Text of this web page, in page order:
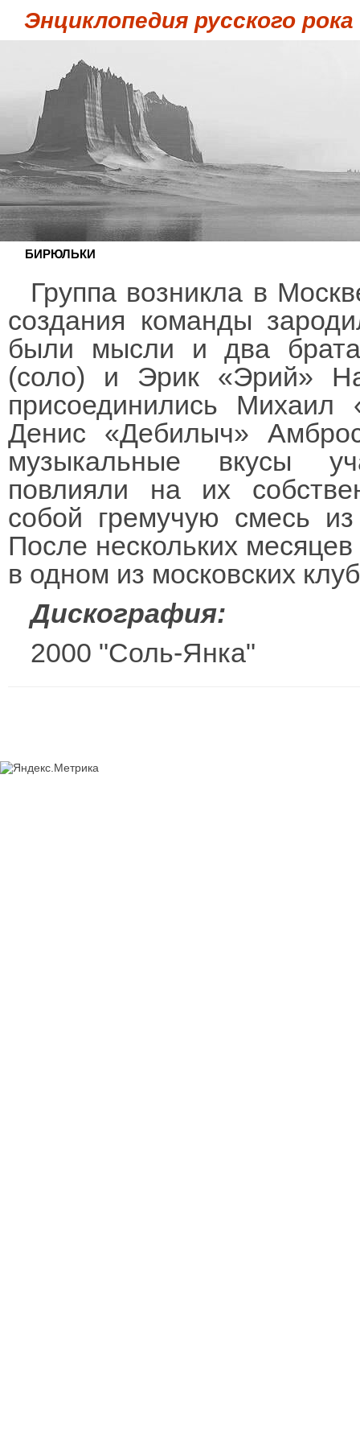
Энциклопедия русского рока
БИРЮЛЬКИ
Группа возникла в
создания команды
были мысли и два
(соло) и Эрик «Эрий»
присоединились
Денис «Дебилыч»
музыкальные вкусы
повлияли на их
собой гремучую смесь
После нескольких
в одном из московских
Дискография:
2000 "Соль-Янка"